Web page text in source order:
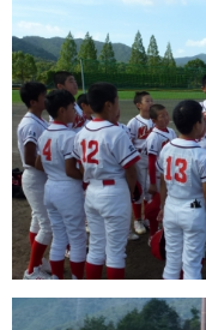
リトルリーグについて